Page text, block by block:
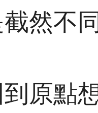
然不
到原點